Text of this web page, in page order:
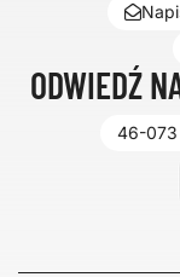
ODWIEDŹ
46-073